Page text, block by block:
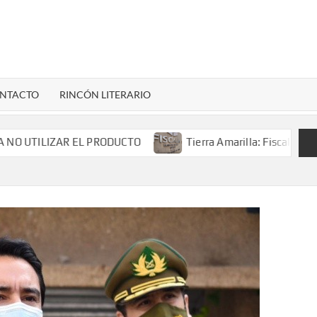
RINCÓN LITERARIO
EL PRODUCTO Tierra Amarilla: Fiscalía investiga